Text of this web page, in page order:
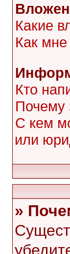
Какие
Как
Кто
Почему
С кем
или
»